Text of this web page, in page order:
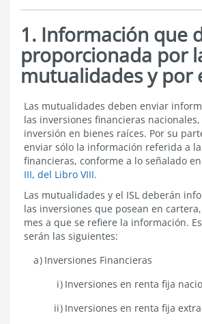
1. Información que
proporcionada por
mutualidades y por
Información
que
debe
ser
proporcionada
por
las
y
por
el
ISL
Las mutualidades deben enviar
las inversiones financieras
inversión en bienes raíces. Por su
enviar sólo la información referida a
financieras, conforme a lo señalado
III, del Libro VIII.
Las mutualidades y el ISL deberán
las inversiones que posean en
mes a que se refiere la información.
serán las siguientes:
Inversiones Financieras
Inversiones en renta fija
Inversiones en renta fija